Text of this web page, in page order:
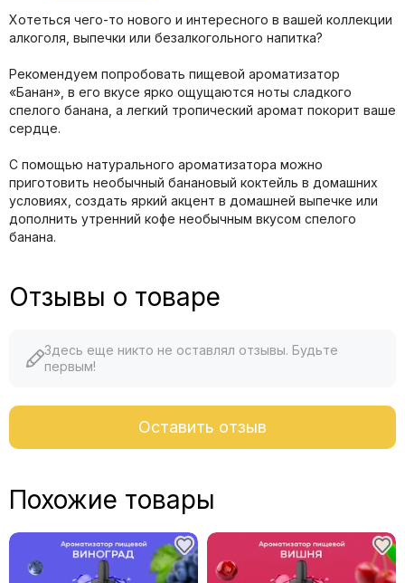
Хотеться чего-то нового и интересного в вашей коллекции
алкоголя, выпечки или безалкогольного напитка?
Рекомендуем попробовать пищевой ароматизатор
«Банан», в его вкусе ярко ощущаются ноты сладкого
спелого банана, а легкий тропический аромат покорит ваше
сердце.
С помощью натурального ароматизатора можно
приготовить необычный банановый коктейль в домашних
условиях, создать яркий акцент в домашней выпечке или
дополнить утренний кофе необычным вкусом спелого
банана.
Отзывы о товаре
Здесь еще никто не оставлял отзывы. Будьте
первым!
Оставить отзыв
Похожие товары